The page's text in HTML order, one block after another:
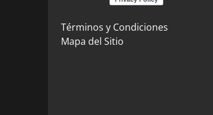
Términos y Condiciones
Mapa del Sitio